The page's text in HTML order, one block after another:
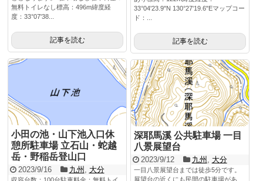
33°04'23.9"N 130°27'19.6"Eマップコー
ド：...
記事を読む
無料トイレなし標高：496m緯度経
度：33°07'38...
記事を読む
小田の池・山下池入口休
憩所駐車場 立石山・蛇越
岳・野稲岳登山口
2023/9/16 九州 大分
深耶馬溪 公共駐車場 一目
八景展望台
2023/9/12 九州 大分
一目八景展望台までは徒歩5分です。
展望台の近くにも民間の駐車場があ